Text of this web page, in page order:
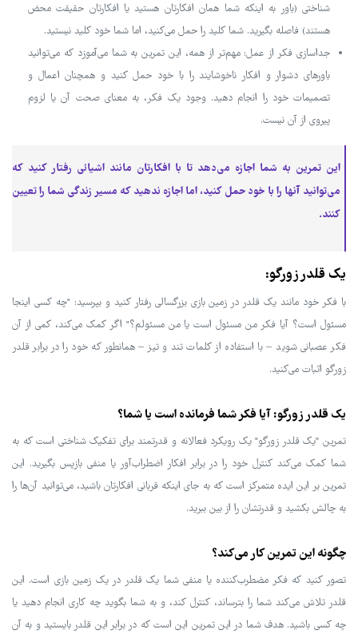
شناختی (باور به اینکه شما همان افکارتان هستید یا افکارتان حقیقت محض
هستند) فاصله بگیرید. شما کلید را حمل می‌کنید، اما شما خود کلید نیستید.
جداسازی فکر از عمل: مهم‌تر از همه، این تمرین به شما می‌آموزد که می‌توانید
باورهای دشوار و افکار ناخوشایند را با خود حمل کنید و همچنان اعمال و
تصمیمات خود را انجام دهید. وجود یک فکر، به معنای صحت آن یا لزوم
پیروی از آن نیست.
این تمرین به شما اجازه می‌دهد تا با افکارتان مانند اشیائی رفتار کنید که
می‌توانید آنها را با خود حمل کنید، اما اجازه ندهید که مسیر زندگی شما را تعیین
کنند.
یک قلدر زورگو:
با فکر خود مانند یک قلدر در زمین بازی بزرگسالی رفتار کنید و بپرسید: "چه کسی اینجا
مسئول است؟ آیا فکر من مسئول است یا من مسئولم؟" اگر کمک می‌کند، کمی از آن
فکر عصبانی شوید – با استفاده از کلمات تند و تیز – همانطور که خود را در برابر قلدر
زورگو اثبات می‌کنید.
یک قلدر زورگو: آیا فکر شما فرمانده است یا شما؟
تمرین "یک قلدر زورگو" یک رویکرد فعالانه و قدرتمند برای تفکیک شناختی است که به
شما کمک می‌کند کنترل خود را در برابر افکار اضطراب‌آور یا منفی بازپس بگیرید. این
تمرین بر این ایده متمرکز است که به جای اینکه قربانی افکارتان باشید، می‌توانید آن‌ها را
به چالش بکشید و قدرتشان را از بین ببرید.
چگونه این تمرین کار می‌کند؟
تصور کنید که فکر مضطرب‌کننده یا منفی شما یک قلدر در یک زمین بازی است. این
قلدر تلاش می‌کند شما را بترساند، کنترل کند، و به شما بگوید چه کاری انجام دهید یا
چه کسی باشید. هدف شما در این تمرین این است که در برابر این قلدر بایستید و به آن